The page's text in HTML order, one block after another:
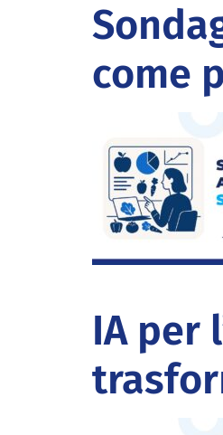
come
IA per